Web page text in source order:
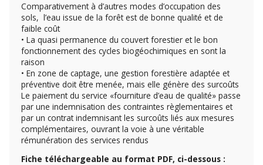
Comparativement à d’autres modes d’occupation des
sols, l’eau issue de la forêt est de bonne qualité et de
faible coût
• La quasi permanence du couvert forestier et le bon
fonctionnement des cycles biogéochimiques en sont la
raison
• En zone de captage, une gestion forestière adaptée et
préventive doit être menée, mais elle génère des surcoûts
Le paiement du service «fourniture d’eau de qualité» passe
par une indemnisation des contraintes règlementaires et
par un contrat indemnisant les surcoûts liés aux mesures
complémentaires, ouvrant la voie à une véritable
rémunération des services rendus
Fiche téléchargeable au format PDF, ci-dessous :